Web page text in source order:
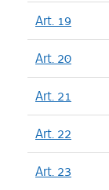
Art. 19
Art. 20
Art. 21
Art. 22
Art. 23